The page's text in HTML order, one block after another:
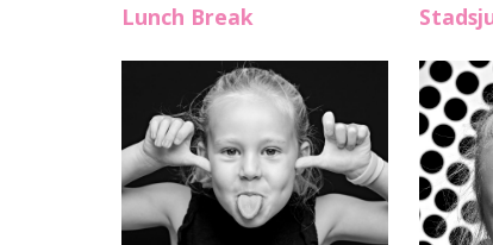
Lunch Break